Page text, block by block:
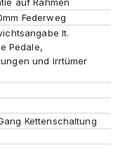
Federweg
lt.
Pedale,
und Irrtümer
Kettenschaltung